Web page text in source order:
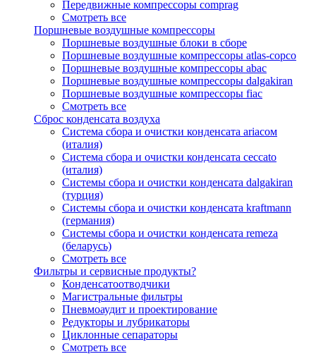
Передвижные компрессоры comprag
Смотреть все
Поршневые воздушные компрессоры
Поршневые воздушные блоки в сборе
Поршневые воздушные компрессоры atlas-copco
Поршневые воздушные компрессоры abac
Поршневые воздушные компрессоры dalgakiran
Поршневые воздушные компрессоры fiac
Смотреть все
Сброс конденсата воздуха
Система сбора и очистки конденсата ariacом
(италия)
Система сбора и очистки конденсата ceccato
(италия)
Системы сбора и очистки конденсата dalgakiran
(турция)
Системы сбора и очистки конденсата kraftmann
(германия)
Системы сбора и очистки конденсата remeza
(беларусь)
Смотреть все
Фильтры и сервисные продукты?
Конденсатоотводчики
Магистральные фильтры
Пневмоаудит и проектирование
Редукторы и лубрикаторы
Циклонные сепараторы
Смотреть все